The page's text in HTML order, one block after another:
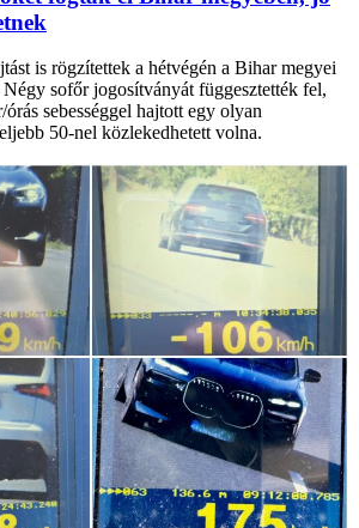
is rögzítettek a hétvégén a Bihar megyei
sofőr jogosítványát függesztették fel,
sebességgel hajtott egy olyan
50-nel közlekedhetett volna.